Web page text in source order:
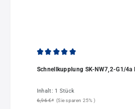
Schnellkupplung SK-NW7,2-G1/4a
Inhalt: 1 Stück
6,96 €* (Sie sparen 25% )